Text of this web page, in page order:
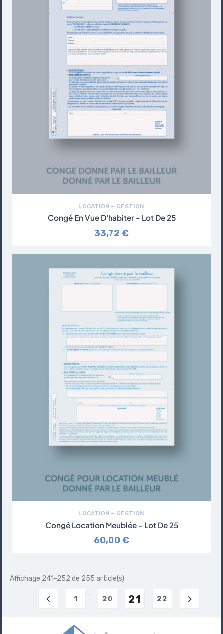
LOCATION – GESTION
Congé En Vue D'habiter - Lot De 25
33,72 €
LOCATION – GESTION
Congé Location Meublée - Lot De 25
60,00 €
Affichage 241-252 de 255 article(s)
 1
…
20 21 22 